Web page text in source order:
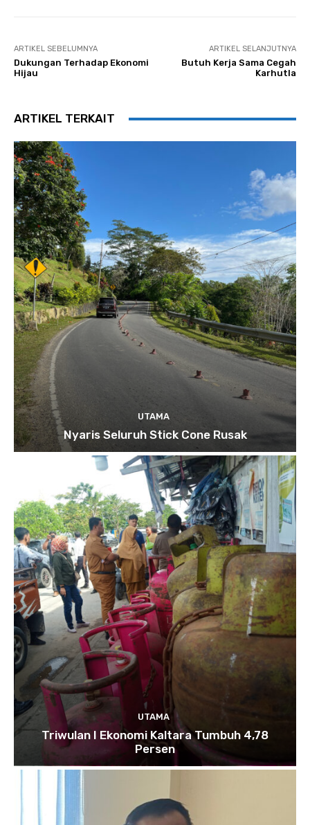
ARTIKEL SEBELUMNYA
Dukungan Terhadap Ekonomi
Hijau
ARTIKEL SELANJUTNYA
Butuh Kerja Sama Cegah
Karhutla
ARTIKEL TERKAIT
UTAMA
Nyaris Seluruh Stick Cone Rusak
UTAMA
Triwulan I Ekonomi Kaltara Tumbuh 4,78
Persen